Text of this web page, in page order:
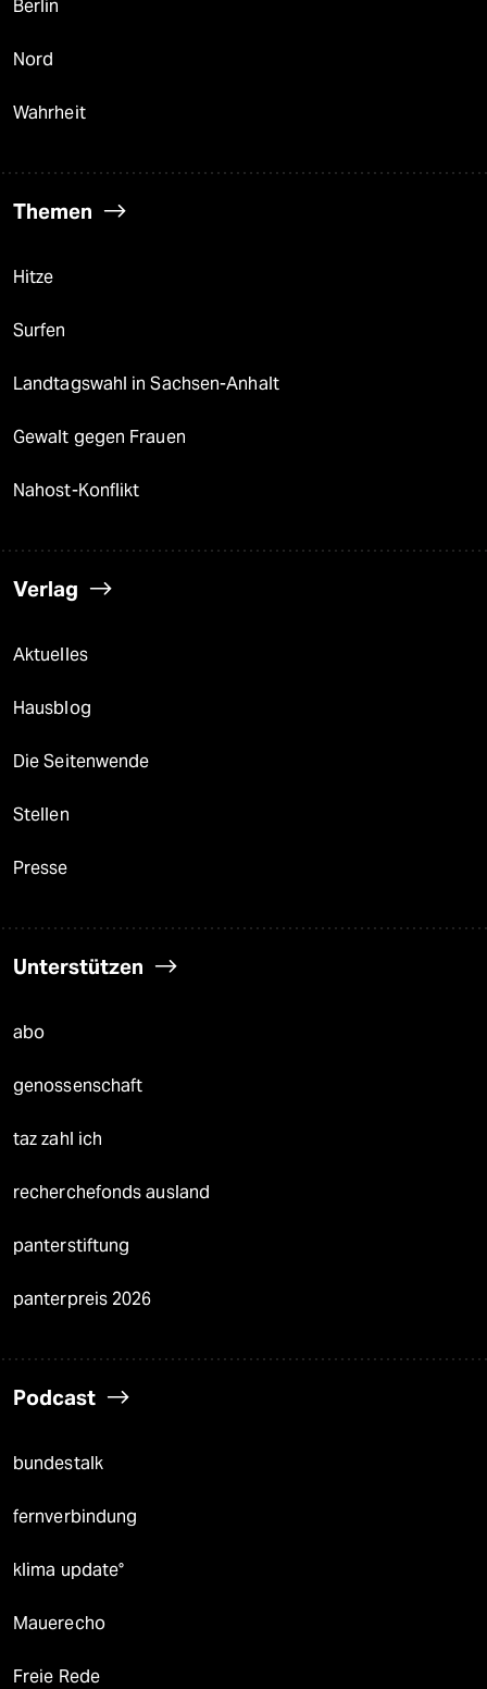
Berlin
Nord
Wahrheit
Themen
Hitze
Surfen
Landtagswahl in Sachsen-Anhalt
Gewalt gegen Frauen
Nahost-Konflikt
Verlag
Aktuelles
Hausblog
Die Seitenwende
Stellen
Presse
Unterstützen
abo
genossenschaft
taz zahl ich
recherchefonds ausland
panterstiftung
panterpreis 2026
Podcast
bundestalk
fernverbindung
klima update°
Mauerecho
Freie Rede